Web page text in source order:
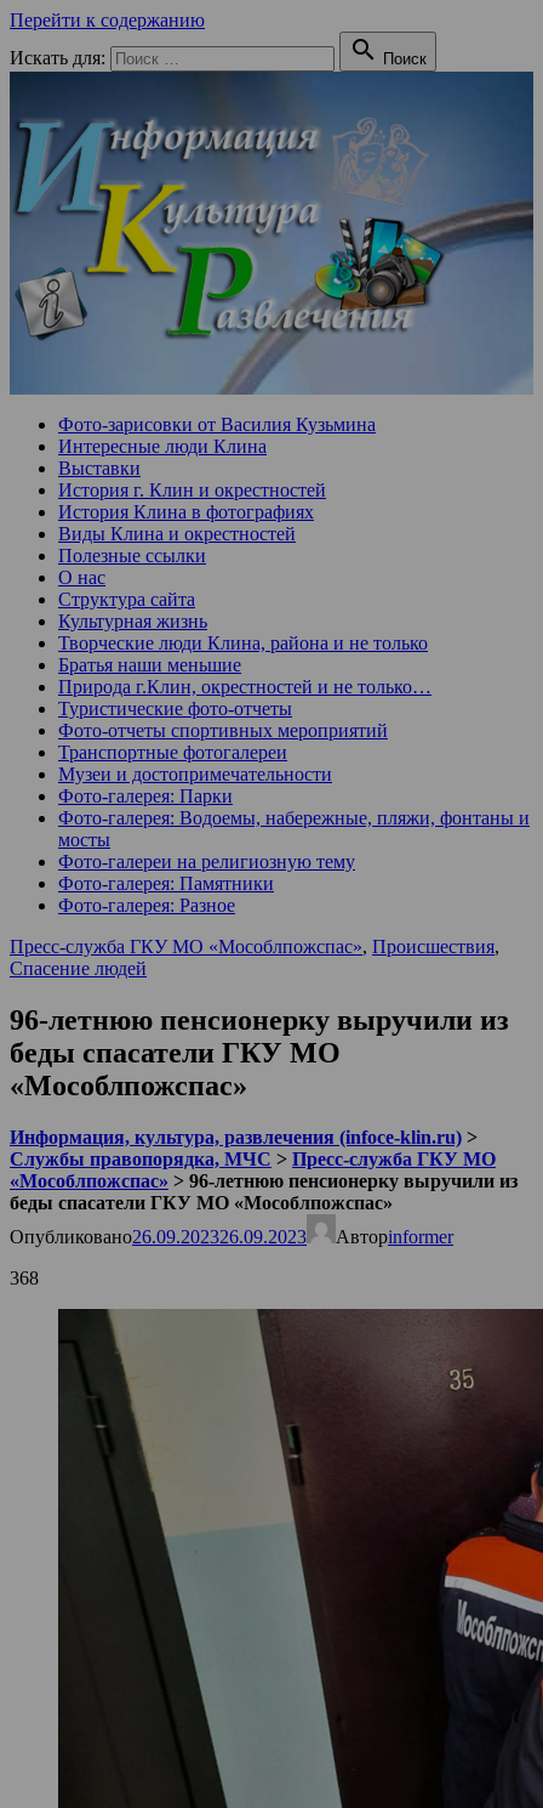
Перейти к содержанию
Искать для:
 Поиск
Фото-зарисовки от Василия Кузьмина
Интересные люди Клина
Выставки
История г. Клин и окрестностей
История Клина в фотографиях
Виды Клина и окрестностей
Полезные ссылки
О нас
Структура сайта
Культурная жизнь
Творческие люди Клина, района и не только
Братья наши меньшие
Природа г.Клин, окрестностей и не только…
Туристические фото-отчеты
Фото-отчеты спортивных мероприятий
Транспортные фотогалереи
Музеи и достопримечательности
Фото-галерея: Парки
Фото-галерея: Водоемы, набережные, пляжи, фонтаны и
мосты
Фото-галереи на религиозную тему
Фото-галерея: Памятники
Фото-галерея: Разное
Пресс-служба ГКУ МО «Мособлпожспас», Происшествия,
Спасение людей
96-летнюю пенсионерку выручили из
беды спасатели ГКУ МО
«Мособлпожспас»
Информация, культура, развлечения (infoce-klin.ru) >
Службы правопорядка, МЧС > Пресс-служба ГКУ МО
«Мособлпожспас» > 96-летнюю пенсионерку выручили из
беды спасатели ГКУ МО «Мособлпожспас»
Опубликовано26.09.202326.09.2023 Авторinformer
368